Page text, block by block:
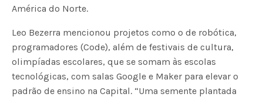
América do Norte.
Leo Bezerra mencionou projetos como o de robótica,
programadores (Code), além de festivais de cultura,
olimpíadas escolares, que se somam às escolas
tecnológicas, com salas Google e Maker para elevar o
padrão de ensino na Capital. “Uma semente plantada